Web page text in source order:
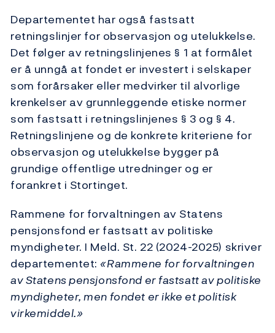
Departementet har også fastsatt
retningslinjer for observasjon og utelukkelse.
Det følger av retningslinjenes § 1 at formålet
er å unngå at fondet er investert i selskaper
som forårsaker eller medvirker til alvorlige
krenkelser av grunnleggende etiske normer
som fastsatt i retningslinjenes § 3 og § 4.
Retningslinjene og de konkrete kriteriene for
observasjon og utelukkelse bygger på
grundige offentlige utredninger og er
forankret i Stortinget.
Rammene for forvaltningen av Statens
pensjonsfond er fastsatt av politiske
myndigheter. I Meld. St. 22 (2024-2025) skriver
departementet: «Rammene for forvaltningen
av Statens pensjonsfond er fastsatt av politiske
myndigheter, men fondet er ikke et politisk
virkemiddel.»